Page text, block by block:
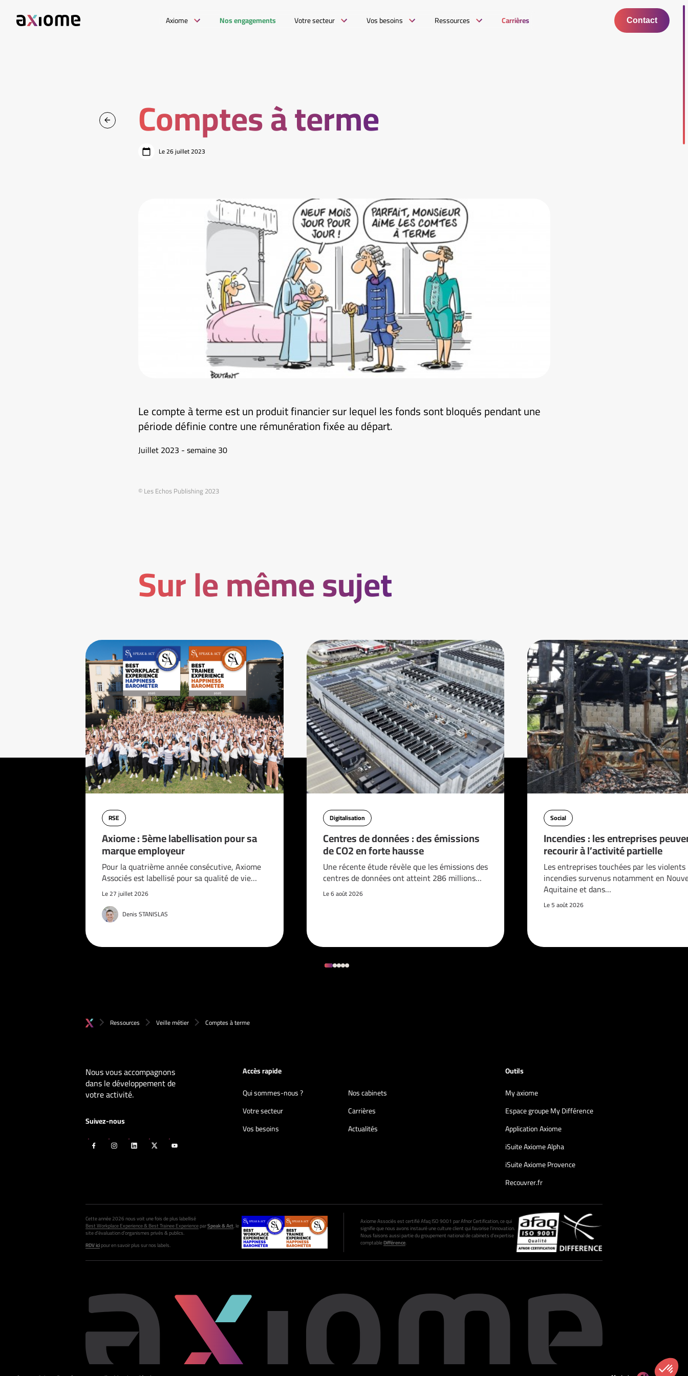
Axiome Nos engagements Votre secteur Vos besoins Ressources Carrières Contact
Comptes à terme
Le 26 juillet 2023
Le compte à terme est un produit financier sur lequel les fonds sont bloqués pendant une
période définie contre une rémunération fixée au départ.
Juillet 2023 - semaine 30
© Les Echos Publishing 2023
Sur le même sujet
RSE
Axiome : 5ème labellisation pour sa
marque employeur
Pour la quatrième année consécutive, Axiome
Associés est labellisé pour sa qualité de vie…
Le 27 juillet 2026
Denis STANISLAS
Digitalisation
Centres de données : des émissions
de CO2 en forte hausse
Une récente étude révèle que les émissions des
centres de données ont atteint 286 millions…
Le 6 août 2026
Social
Incendies : les entreprises
recourir à l’activité partielle
Les entreprises touchées par les violents
incendies survenus notamment en
Aquitaine et dans…
Le 5 août 2026
Ressources Veille métier Comptes à terme
Nous vous accompagnons
dans le développement de
votre activité.
Suivez-nous
Accès rapide
Qui sommes-nous ?
Nos cabinets
Votre secteur
Carrières
Vos besoins
Actualités
Outils
My axiome
Espace groupe My Différence
Application Axiome
iSuite Axiome Alpha
iSuite Axiome Provence
Recouvrer.fr
Cette année 2026 nous voit une fois de plus labellisé
Best Workplace Experience & Best Trainee ExperienceparSpeak & Act, le
site d’évaluation d’organismes privés & publics.
RDV icipour en savoir plus sur nos labels.
Axiome Associés est certifié Afaq ISO 9001 par Afnor Certification, ce qui
signifie que nous avons instauré une culture client qui favorise l’innovation.
Nous faisons aussi partie du groupement national de cabinets d’expertise
comptableDifférence.